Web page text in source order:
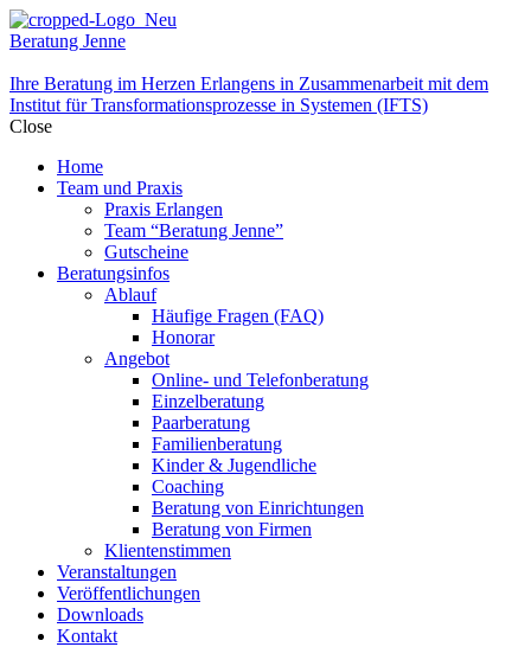
Beratung Jenne
Ihre Beratung im Herzen Erlangens in Zusammenarbeit mit dem
Institut für Transformationsprozesse in Systemen (IFTS)
Close
Home
Team und Praxis
Praxis Erlangen
Team “Beratung Jenne”
Gutscheine
Beratungsinfos
Ablauf
Häufige Fragen (FAQ)
Honorar
Angebot
Online- und Telefonberatung
Einzelberatung
Paarberatung
Familienberatung
Kinder & Jugendliche
Coaching
Beratung von Einrichtungen
Beratung von Firmen
Klientenstimmen
Veranstaltungen
Veröffentlichungen
Downloads
Kontakt